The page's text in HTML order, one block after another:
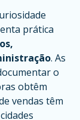
prática
. As
o
obtêm
vendas têm